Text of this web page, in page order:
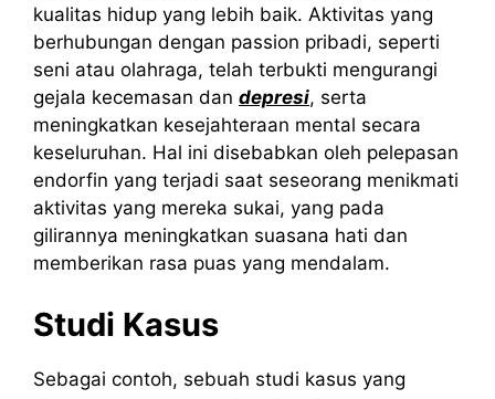
kualitas hidup yang lebih baik. Aktivitas yang
berhubungan dengan passion pribadi, seperti
seni atau olahraga, telah terbukti mengurangi
gejala kecemasan dan depresi, serta
meningkatkan kesejahteraan mental secara
keseluruhan. Hal ini disebabkan oleh pelepasan
endorfin yang terjadi saat seseorang menikmati
aktivitas yang mereka sukai, yang pada
gilirannya meningkatkan suasana hati dan
memberikan rasa puas yang mendalam.
Studi Kasus
Sebagai contoh, sebuah studi kasus yang